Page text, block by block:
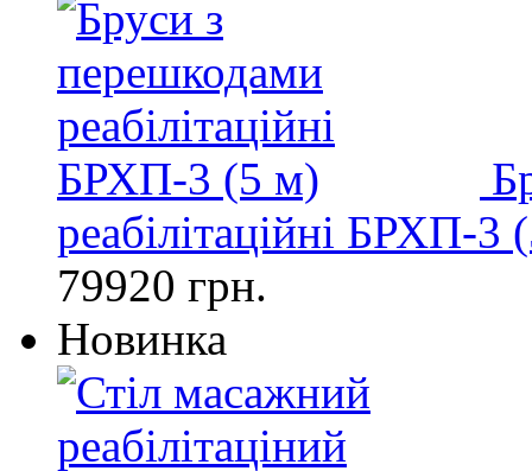
реабілітаційні БРХП-3
79920 грн.
Новинка